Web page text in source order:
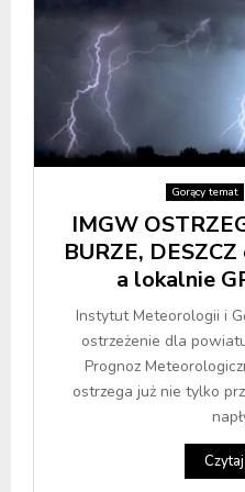
Gorący temat
IMGW
BURZE,
a lokalnie
Instytut Meteorologii i
ostrzeżenie dla
Prognoz
ostrzega już nie tylko